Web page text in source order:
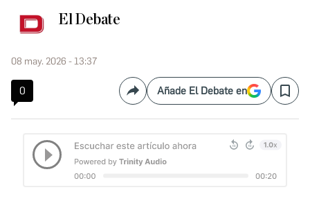
El Debate
08 may. 2026 - 13:37
0 CompartirAñade El Debate en Save